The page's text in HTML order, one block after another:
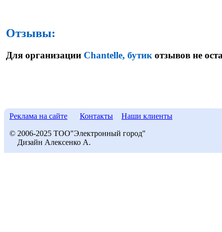
Отзывы:
Для организации Chantelle, бутик отзывов не
Реклама на сайте Контакты Наши клиенты
© 2006-2025 ТОО"Электронный город"
Дизайн Алексенко А.